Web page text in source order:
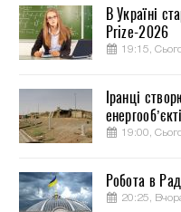
В Україні
Prize-2026
19:15,
Іранці
19:00,
Робота в
20:25,